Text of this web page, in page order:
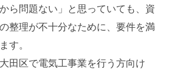
ら問題ない」と思っていても、資
整理が不十分なために、要件を満
す。
田区で電気工事業を行う方向け